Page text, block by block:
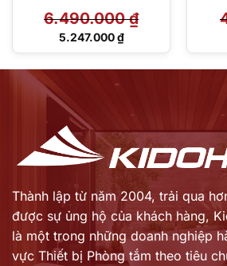
6.490.000₫
Giá
5.247.000₫
Giá
Thành lập từ năm 2004, trải qua
được sự ủng hộ của khách hàng,
là một trong những doanh nghiệp
vực Thiết bị Phòng tắm theo tiêu